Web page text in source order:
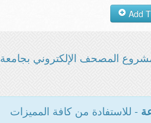
المصحف الإلكتروني بجامعة
- للاستفادة من كافة المميزات